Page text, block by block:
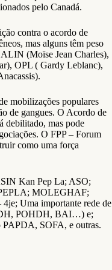
pelo Canadá.
contra o acordo de
mas alguns têm peso
(Moïse Jean Charles),
OPL ( Gardy Leblanc),
mobilizações populares
de gangues. O Acordo de
debilitado, mas pode
O FPP – Forum
como uma força
Kan Pep La; ASO;
MOLEGHAF;
4je; Uma importante rede de
POHDH, BAI…) e;
PAPDA, SOFA, e outras.